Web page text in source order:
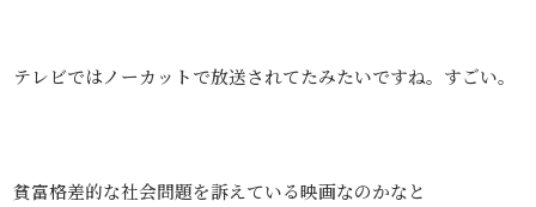
テレビではノーカットで放送されてたみたいですね。すごい。
貧富格差的な社会問題を訴えている映画なのかなと